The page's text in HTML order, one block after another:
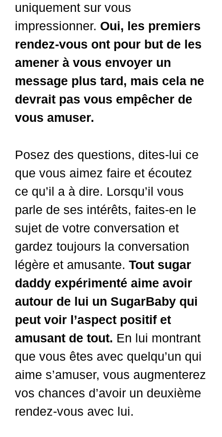
uniquement sur vous
impressionner. Oui, les premiers
rendez-vous ont pour but de les
amener à vous envoyer un
message plus tard, mais cela ne
devrait pas vous empêcher de
vous amuser.
Posez des questions, dites-lui ce
que vous aimez faire et écoutez
ce qu’il a à dire. Lorsqu’il vous
parle de ses intérêts, faites-en le
sujet de votre conversation et
gardez toujours la conversation
légère et amusante. Tout sugar
daddy expérimenté aime avoir
autour de lui un SugarBaby qui
peut voir l’aspect positif et
amusant de tout. En lui montrant
que vous êtes avec quelqu’un qui
aime s’amuser, vous augmenterez
vos chances d’avoir un deuxième
rendez-vous avec lui.